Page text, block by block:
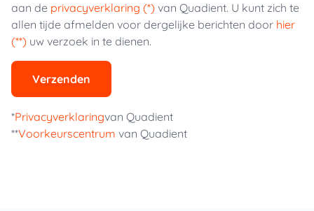
aan de privacyverklaring (*) van Quadient. U kunt zich te
allen tijde afmelden voor dergelijke berichten door hier
(**) uw verzoek in te dienen.
Verzenden
*Privacyverklaringvan Quadient
**Voorkeurscentrum van Quadient